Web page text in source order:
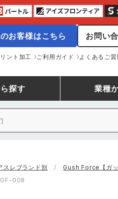
お客様はこちら お問い
ント加工 ご利用ガイド よくあるご質
探す
株式会社
業種
スレブランド別 Gush Force【ガッ
GF-008